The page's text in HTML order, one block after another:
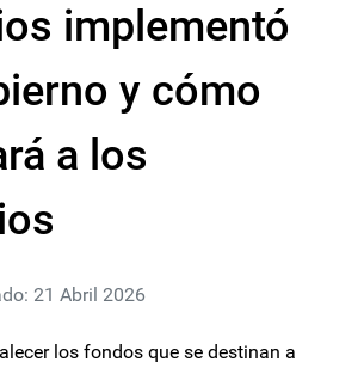
implementó
y cómo
a los
21 Abril 2026
los fondos que se destinan a